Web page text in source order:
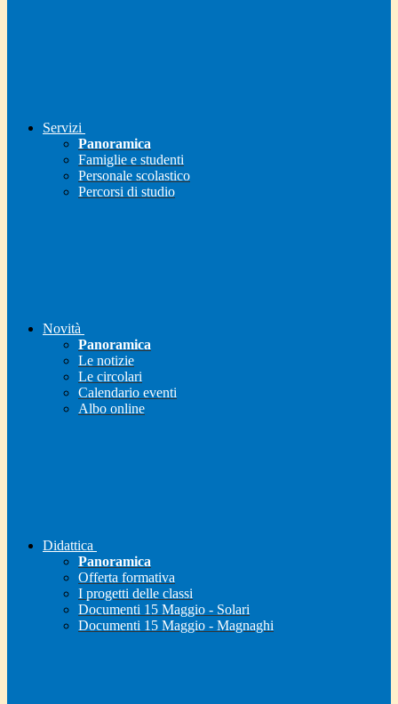
Servizi
Panoramica
Famiglie e studenti
Personale scolastico
Percorsi di studio
Novità
Panoramica
Le notizie
Le circolari
Calendario eventi
Albo online
Didattica
Panoramica
Offerta formativa
I progetti delle classi
Documenti 15 Maggio - Solari
Documenti 15 Maggio - Magnaghi